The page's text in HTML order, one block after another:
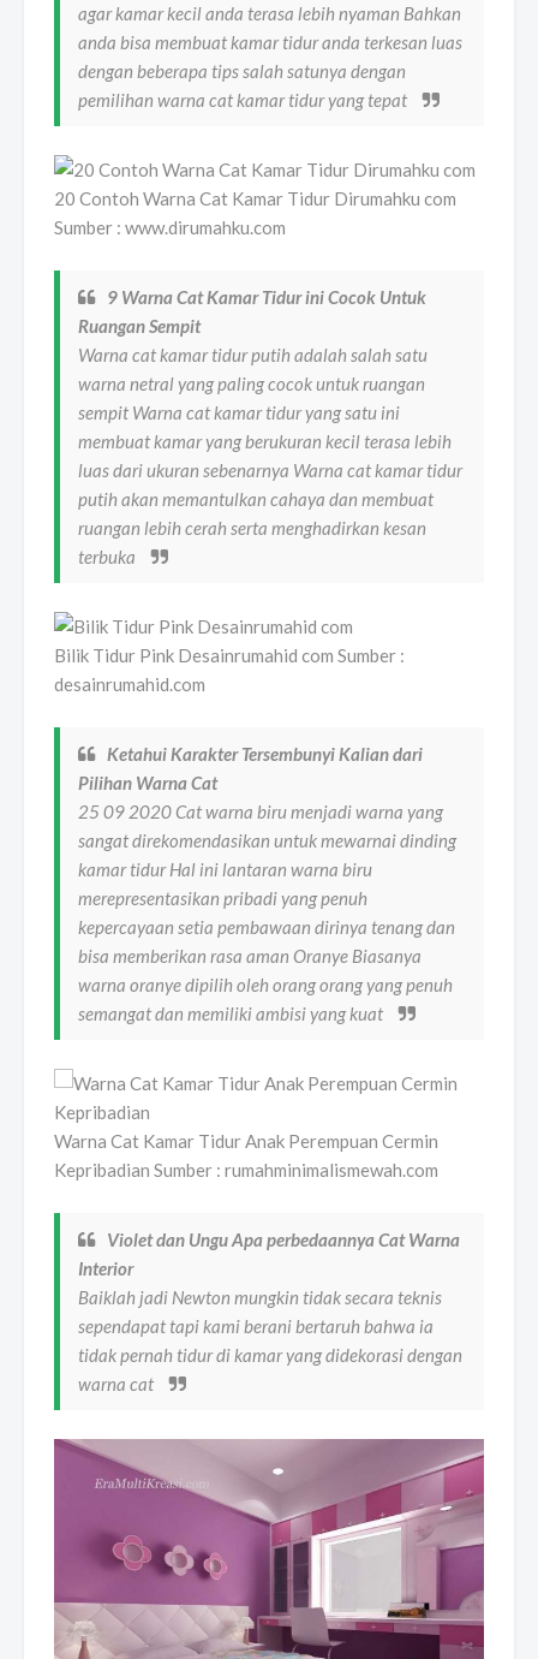
agar kamar kecil anda terasa lebih nyaman Bahkan
anda bisa membuat kamar tidur anda terkesan luas
dengan beberapa tips salah satunya dengan
pemilihan warna cat kamar tidur yang tepat
20 Contoh Warna Cat Kamar Tidur Dirumahku com
Sumber : www.dirumahku.com
9 Warna Cat Kamar Tidur ini Cocok Untuk
Ruangan Sempit
Warna cat kamar tidur putih adalah salah satu
warna netral yang paling cocok untuk ruangan
sempit Warna cat kamar tidur yang satu ini
membuat kamar yang berukuran kecil terasa lebih
luas dari ukuran sebenarnya Warna cat kamar tidur
putih akan memantulkan cahaya dan membuat
ruangan lebih cerah serta menghadirkan kesan
terbuka
Bilik Tidur Pink Desainrumahid com Sumber :
desainrumahid.com
Ketahui Karakter Tersembunyi Kalian dari
Pilihan Warna Cat
25 09 2020 Cat warna biru menjadi warna yang
sangat direkomendasikan untuk mewarnai dinding
kamar tidur Hal ini lantaran warna biru
merepresentasikan pribadi yang penuh
kepercayaan setia pembawaan dirinya tenang dan
bisa memberikan rasa aman Oranye Biasanya
warna oranye dipilih oleh orang orang yang penuh
semangat dan memiliki ambisi yang kuat
Warna Cat Kamar Tidur Anak Perempuan Cermin
Kepribadian Sumber : rumahminimalismewah.com
Violet dan Ungu Apa perbedaannya Cat Warna
Interior
Baiklah jadi Newton mungkin tidak secara teknis
sependapat tapi kami berani bertaruh bahwa ia
tidak pernah tidur di kamar yang didekorasi dengan
warna cat